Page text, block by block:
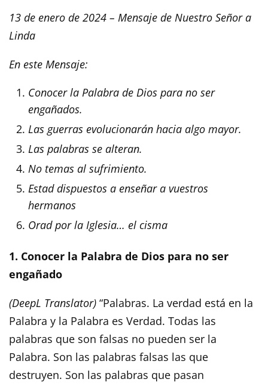
13 de enero de 2024 – Mensaje de Nuestro Señor a
Linda
En este Mensaje:
Conocer la Palabra de Dios para no ser
engañados.
Las guerras evolucionarán hacia algo mayor.
Las palabras se alteran.
No temas al sufrimiento.
Estad dispuestos a enseñar a vuestros
hermanos
Orad por la Iglesia… el cisma
1. Conocer la Palabra de Dios para no ser
engañado
(DeepL Translator) “Palabras. La verdad está en la
Palabra y la Palabra es Verdad. Todas las
palabras que son falsas no pueden ser la
Palabra. Son las palabras falsas las que
destruyen. Son las palabras que pasan